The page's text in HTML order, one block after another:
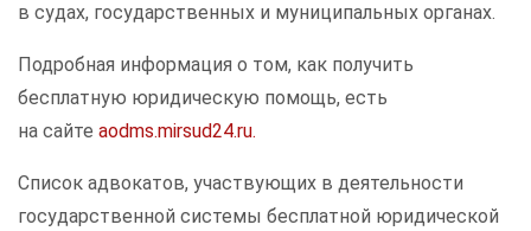
в судах, государственных и муниципальных органах.
Подробная информация о том, как получить
бесплатную юридическую помощь, есть
на сайте aodms.mirsud24.ru.
Список адвокатов, участвующих в деятельности
государственной системы бесплатной юридической